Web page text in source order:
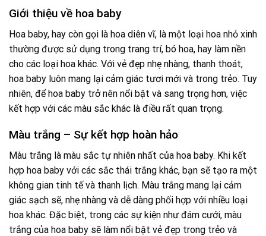
Giới thiệu về hoa baby
Hoa baby, hay còn gọi là hoa diên vĩ, là một loại hoa nhỏ xinh
thường được sử dụng trong trang trí, bó hoa, hay làm nền
cho các loại hoa khác. Với vẻ đẹp nhẹ nhàng, thanh thoát,
hoa baby luôn mang lại cảm giác tươi mới và trong trẻo. Tuy
nhiên, để hoa baby trở nên nổi bật và sang trọng hơn, việc
kết hợp với các màu sắc khác là điều rất quan trọng.
Màu trắng – Sự kết hợp hoàn hảo
Màu trắng là màu sắc tự nhiên nhất của hoa baby. Khi kết
hợp hoa baby với các sắc thái trắng khác, bạn sẽ tạo ra một
không gian tinh tế và thanh lịch. Màu trắng mang lại cảm
giác sạch sẽ, nhẹ nhàng và dễ dàng phối hợp với nhiều loại
hoa khác. Đặc biệt, trong các sự kiện như đám cưới, màu
trắng của hoa baby sẽ làm nổi bật vẻ đẹp trong trẻo và